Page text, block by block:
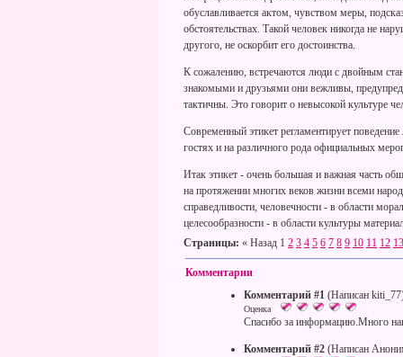
обуславливается актом, чувством меры,
обстоятельствах. Такой человек никогда не
другого, не оскорбит его достоинства.
К сожалению, встречаются люди с двойным
знакомыми и друзьями они вежливы,
тактичны. Это говорит о невысокой культуре
Современный этикет регламентирует
гостях и на различного рода официальных
Итак этикет - очень большая и важная часть
на протяжении многих веков жизни всеми
справедливости, человечности - в области
целесообразности - в области культуры
Страницы: « Назад 1 2 3 4 5 6 7 8 9 10 11 12 13
Комментарии
Комментарий #1 (Написан
Оценка
Спасибо за информацию.Много
Комментарий #2 (Написан